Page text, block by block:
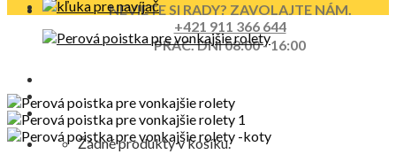
NEVIETE SI RADY? ZAVOLAJTE NÁM.
+421 911 366 644
PRAC. DNI 08:00 - 16:00
Žádné produkty v košíku.